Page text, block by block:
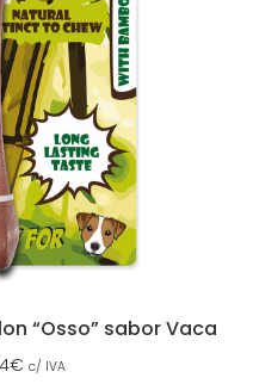
“Osso” sabor Vaca
€ c/ IVA